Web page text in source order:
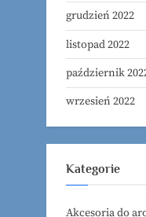
grudzień 2022
listopad 2022
październik
wrzesień 2022
Kategorie
Akcesoria do